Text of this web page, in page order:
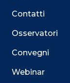
Contatti
Osservatori
Convegni
Webinar